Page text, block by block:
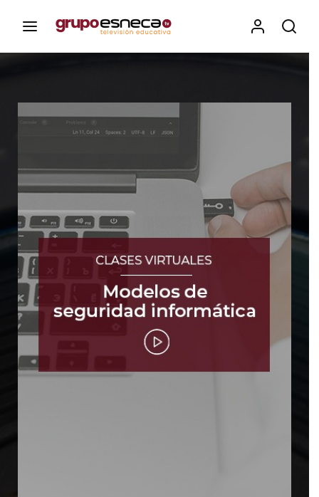
Esneca TV
Iniciar Sesión
Para iniciar sesión debes introducir el
mismo usuario y contraseña que utilizas
Dirección de correo electrónico
ENTRAR